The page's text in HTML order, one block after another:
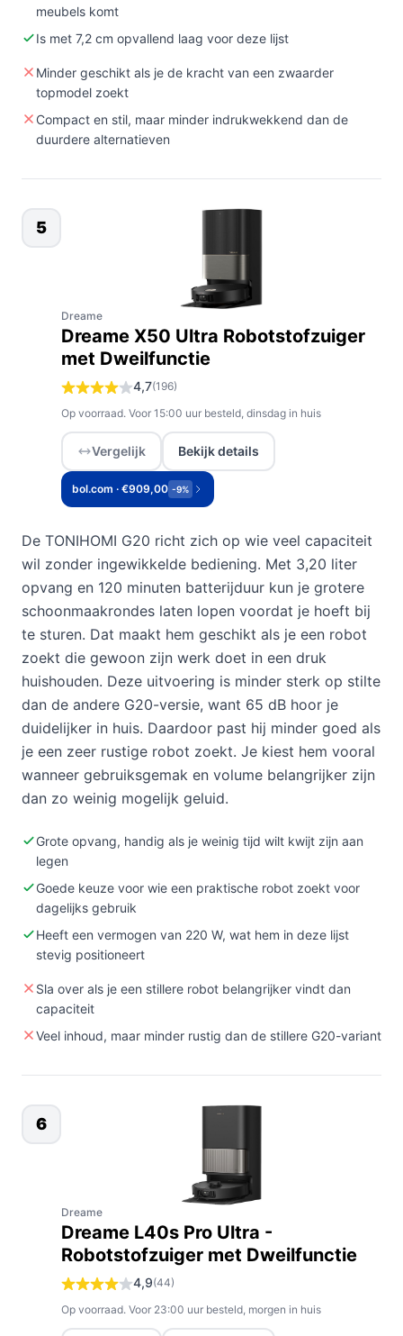
meubels komt
Is met 7,2 cm opvallend laag voor deze lijst
Minder geschikt als je de kracht van een zwaarder
topmodel zoekt
Compact en stil, maar minder indrukwekkend dan de
duurdere alternatieven
5
Dreame
Dreame X50 Ultra Robotstofzuiger
met Dweilfunctie
4,7(196)
Op voorraad. Voor 15:00 uur besteld, dinsdag in huis
Vergelijk Bekijk details
bol.com · €909,00 -9%
De TONIHOMI G20 richt zich op wie veel capaciteit
wil zonder ingewikkelde bediening. Met 3,20 liter
opvang en 120 minuten batterijduur kun je grotere
schoonmaakrondes laten lopen voordat je hoeft bij
te sturen. Dat maakt hem geschikt als je een robot
zoekt die gewoon zijn werk doet in een druk
huishouden. Deze uitvoering is minder sterk op stilte
dan de andere G20-versie, want 65 dB hoor je
duidelijker in huis. Daardoor past hij minder goed als
je een zeer rustige robot zoekt. Je kiest hem vooral
wanneer gebruiksgemak en volume belangrijker zijn
dan zo weinig mogelijk geluid.
Grote opvang, handig als je weinig tijd wilt kwijt zijn aan
legen
Goede keuze voor wie een praktische robot zoekt voor
dagelijks gebruik
Heeft een vermogen van 220 W, wat hem in deze lijst
stevig positioneert
Sla over als je een stillere robot belangrijker vindt dan
capaciteit
Veel inhoud, maar minder rustig dan de stillere G20-variant
6
Dreame
Dreame L40s Pro Ultra -
Robotstofzuiger met Dweilfunctie
4,9(44)
Op voorraad. Voor 23:00 uur besteld, morgen in huis